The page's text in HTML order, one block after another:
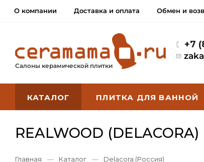
О компании Доставка и оплата Обмен и
Салоны керамической плитки
+7
КАТАЛОГ ПЛИТКА ДЛЯ ВАННОЙ
REALWOOD (DELACORA)
Главная — Каталог — Delacora (Россия)